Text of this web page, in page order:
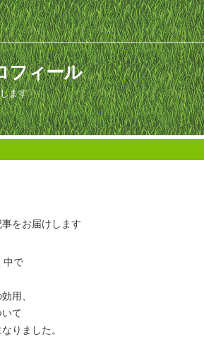
フィール
ます
をお届けします
中で
用、
て
りました。